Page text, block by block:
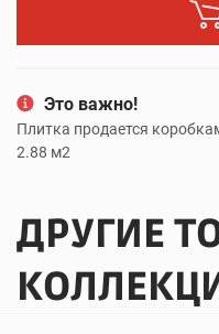
Это важно!
Плитка продается
2.88 м2
ДРУГИЕ